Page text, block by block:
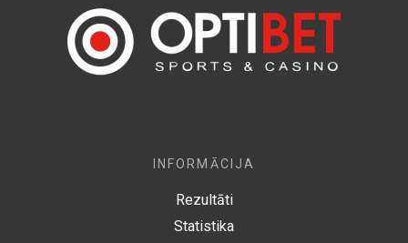
INFORMĀCIJA
Rezultāti
Statistika